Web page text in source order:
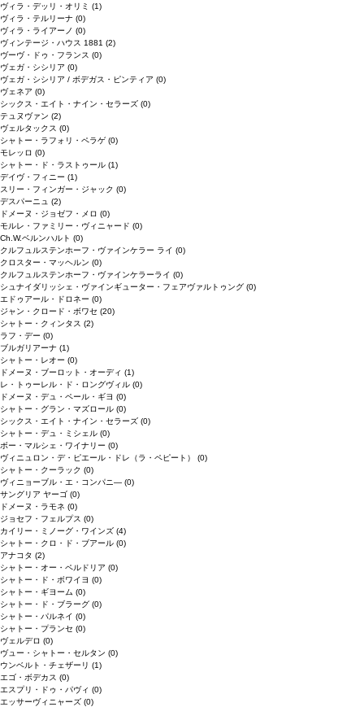
ヴィラ・デッリ・オリミ (1)
ヴィラ・テルリーナ (0)
ヴィラ・ライアーノ (0)
ヴィンテージ・ハウス 1881 (2)
ヴーヴ・ドゥ・フランス (0)
ヴェガ・シシリア (0)
ヴェガ・シシリア / ボデガス・ピンティア (0)
ヴェネア (0)
シックス・エイト・ナイン・セラーズ (0)
テュヌヴァン (2)
ヴェルタックス (0)
シャトー・ラフォリ・ペラゲ (0)
モレッロ (0)
シャトー・ド・ラストゥール (1)
デイヴ・フィニー (1)
スリー・フィンガー・ジャック (0)
デスパーニュ (2)
ドメーヌ・ジョゼフ・メロ (0)
モルレ・ファミリー・ヴィニャード (0)
Ch.W.ベルンハルト (0)
クルフュルステンホーフ・ヴァインケラー ライ (0)
クロスター・マッヘルン (0)
クルフュルステンホーフ・ヴァインケラーライ (0)
シュナイダリッシェ・ヴァインギューター・フェアヴァルトゥング (0)
エドゥアール・ドロネー (0)
ジャン・クロード・ボワセ (20)
シャトー・クィンタス (2)
ラフ・デー (0)
ブルガリアーナ (1)
シャトー・レオー (0)
ドメーヌ・ブーロット・オーディ (1)
レ・トゥーレル・ド・ロングヴィル (0)
ドメーヌ・デュ・ペール・ギヨ (0)
シャトー・グラン・マズロール (0)
シックス・エイト・ナイン・セラーズ (0)
シャトー・デュ・ミシェル (0)
ボー・マルシェ・ワイナリー (0)
ヴィニュロン・デ・ピエール・ドレ（ラ・ペピート） (0)
シャトー・クーラック (0)
ヴィニョーブル・エ・コンパニ― (0)
サングリア ヤーゴ (0)
ドメーヌ・ラモネ (0)
ジョセフ・フェルプス (0)
カイリー・ミノーグ・ワインズ (4)
シャトー・クロ・ド・ブアール (0)
アナコタ (2)
シャトー・オー・ペルドリア (0)
シャトー・ド・ボワイヨ (0)
シャトー・ギヨーム (0)
シャトー・ド・ブラーグ (0)
シャトー・パルネイ (0)
シャトー・プランセ (0)
ヴェルデロ (0)
ヴュー・シャトー・セルタン (0)
ウンベルト・チェザーリ (1)
エゴ・ボデカス (0)
エスプリ・ドゥ・パヴィ (0)
エッサーヴィニャーズ (0)